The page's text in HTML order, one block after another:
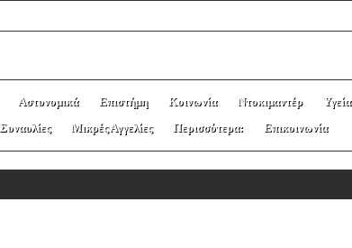
Αστυνομικά Επιστήμη Κοινωνία Ντοκιμαντέρ Υγεία
Συναυλίες Μικρές Αγγελίες Περισσότερα: Επικοινωνία